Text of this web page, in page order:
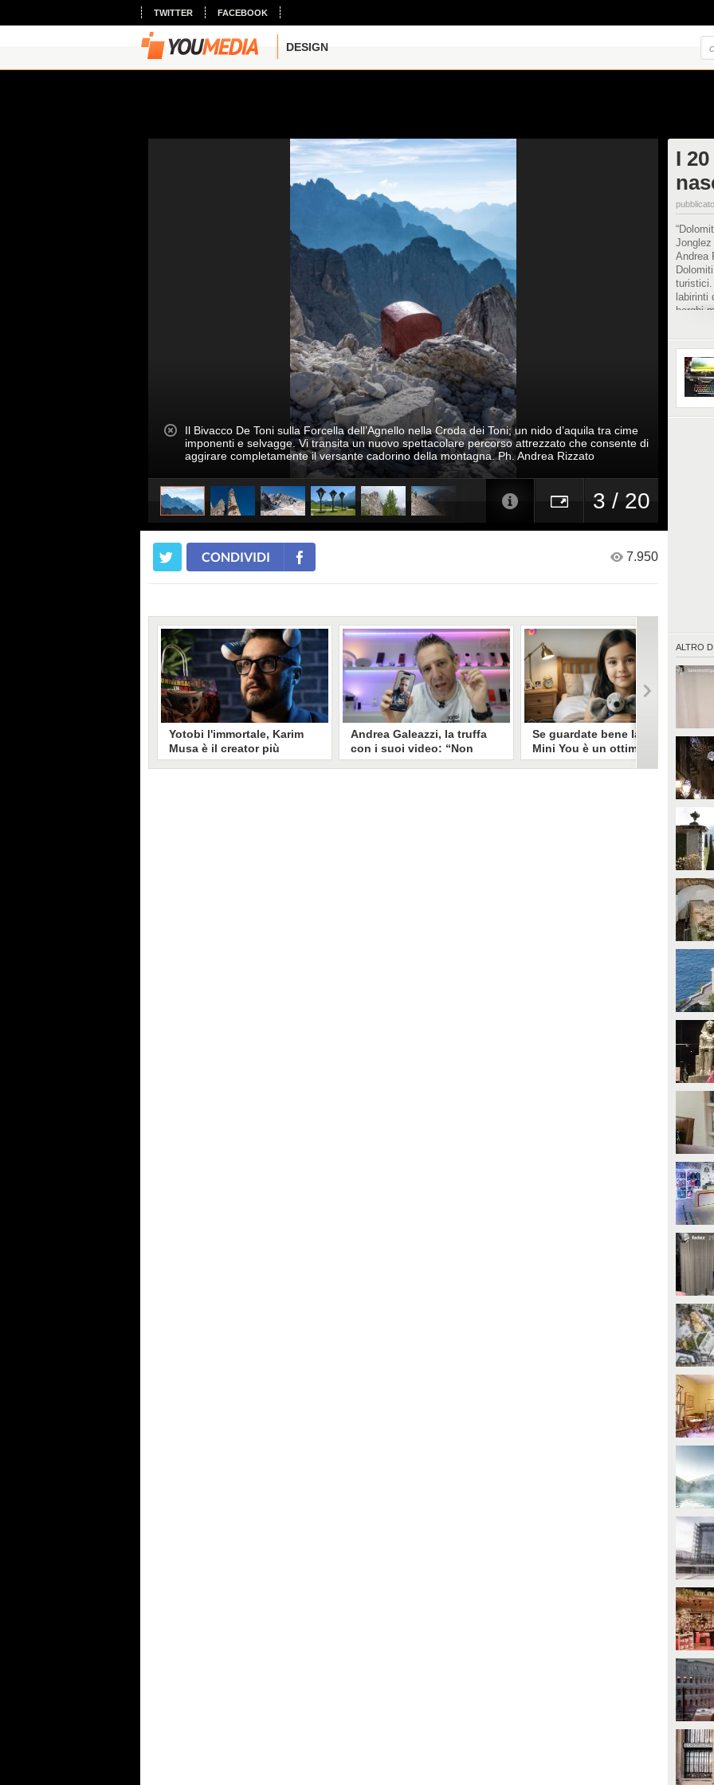
TWITTER FACEBOOK
DESIGN
Il Bivacco De Toni sulla Forcella dell’Agnello nella Croda dei Toni; un nido d’aquila tra cime
imponenti e selvagge. Vi transita un nuovo spettacolare percorso attrezzato che consente di
aggirare completamente il versante cadorino della montagna. Ph. Andrea Rizzato
3 / 20
I
Andrea
turistici.
labirinti
borghi
dei
guglia
nani,
occhi,
luoghi
guida.
ALTRO DI
CONDIVIDI 7.950
Yotobi l'immortale, Karim
Musa è il creator più
longevo in Italia: il suo
Andrea Galeazzi, la truffa
con i suoi video: “Non
sono io quello. Mi hanno
Se guardate bene la foto
Mini You è un ottimo modo
per regalare i dati
Il nuovo trend su Instagram, Mini
generativa. Si stimano 40 milioni
essere "preda" di voraci algoritmi